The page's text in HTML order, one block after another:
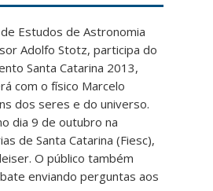
Estudos de Astronomia
Adolfo Stotz, participa do
Santa Catarina 2013,
com o físico Marcelo
dos seres e do universo.
dia 9 de outubro na
de Santa Catarina (Fiesc),
O público também
enviando perguntas aos